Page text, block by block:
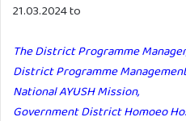
21.03.2024 to
The District Programme
District Programme
National AYUSH Mission,
Government District Homoeo